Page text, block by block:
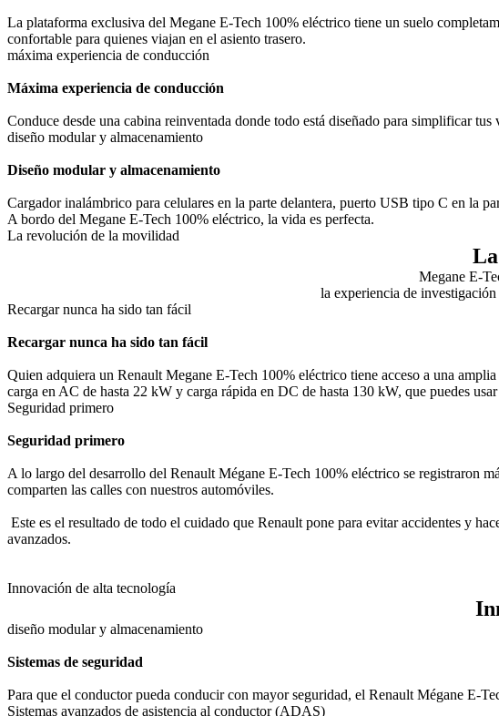
La plataforma exclusiva del Megane E-Tech 100% eléctrico tiene un suelo
confortable para quienes viajan en el asiento trasero.
máxima experiencia de conducción
Máxima experiencia de conducción
Conduce desde una cabina reinventada donde todo está diseñado para simplificar
diseño modular y almacenamiento
Diseño modular y almacenamiento
Cargador inalámbrico para celulares en la parte delantera, puerto USB tipo C en la
A bordo del Megane E-Tech 100% eléctrico, la vida es perfecta.
La revolución de la movilidad
Megane E-
la experiencia de
Recargar nunca ha sido tan fácil
Recargar nunca ha sido tan fácil
Quien adquiera un Renault Megane E-Tech 100% eléctrico tiene acceso a una
carga en AC de hasta 22 kW y carga rápida en DC de hasta 130 kW, que puedes
Seguridad primero
Seguridad primero
A lo largo del desarrollo del Renault Mégane E-Tech 100% eléctrico se registraron
comparten las calles con nuestros automóviles.
Este es el resultado de todo el cuidado que Renault pone para evitar accidentes y
avanzados.
Innovación de alta tecnología
diseño modular y almacenamiento
Sistemas de seguridad
Para que el conductor pueda conducir con mayor seguridad, el Renault Mégane E-
Sistemas avanzados de asistencia al conductor (ADAS)